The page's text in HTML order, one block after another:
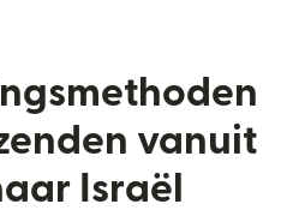
vanuit
Israël